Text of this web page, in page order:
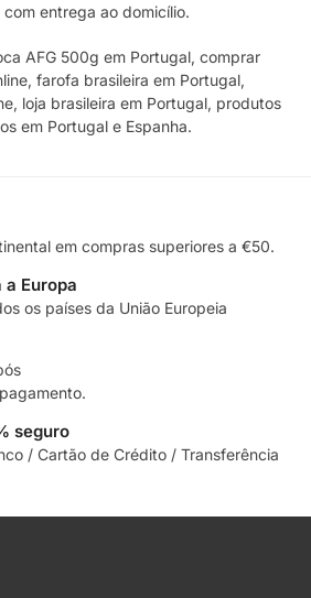
com entrega ao domicílio.
AFG 500g em Portugal, comprar
farofa brasileira em Portugal,
loja brasileira em Portugal, produtos
em Portugal e Espanha.
em compras superiores a €50.
a Europa
os países da União Europeia
seguro
/ Cartão de Crédito / Transferência